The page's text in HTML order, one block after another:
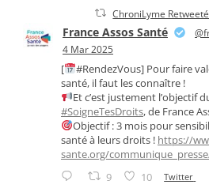
ChroniLyme Retweeté
France Assos Santé
4 Mar 2025
[
#RendezVous] Pour faire
santé, il faut les connaître !
Et c’est justement l’objectif
#SoigneTesDroits, de France
Objectif : 3 mois pour
santé à leurs droits ! https://
sante.org/
9 10 Twitter